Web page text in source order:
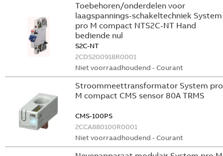
Toebehoren/onderdelen voor
laagspannings-schakeltechniek System
pro M compact NTS2C-NT Hand
bediende nul
S2C-NT
2CDS200918R0001
Niet voorraadhoudend - Courant
Stroommeettransformator System pro
M compact CMS sensor 80A TRMS
CMS-100PS
2CCA880100R0001
Niet voorraadhoudend - Courant